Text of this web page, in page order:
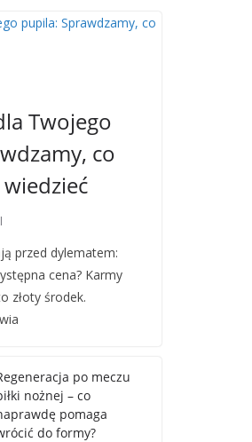
Twojego
co
przed dylematem:
cena? Karmy
złoty środek.
po meczu
nożnej – co
pomaga
do formy?